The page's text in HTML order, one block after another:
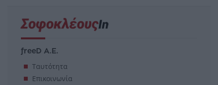
freeD Α.Ε.
Ταυτότητα
Επικοινωνία